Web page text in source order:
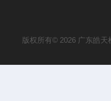
版权所有© 2026 广东皓